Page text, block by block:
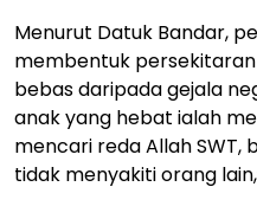
Menurut Datuk Bandar,
membentuk
bebas daripada gejala
anak yang hebat ialah
mencari reda Allah SWT,
tidak menyakiti orang